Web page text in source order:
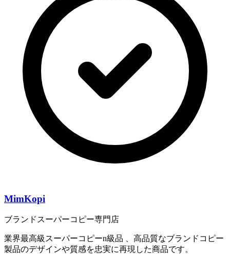
MimKopi
ブランドスーパーコピー専門店
業界最高級スーパーコピーn級品 、高品質なブランドコピー
製品のデザインや質感を忠実に再現した商品です。